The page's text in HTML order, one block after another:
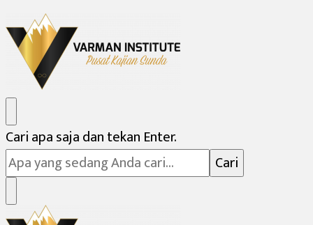
Varman Institute
Pusat Kajian Sunda
Mencari
Sesuatu?
Cari apa saja dan tekan Enter.